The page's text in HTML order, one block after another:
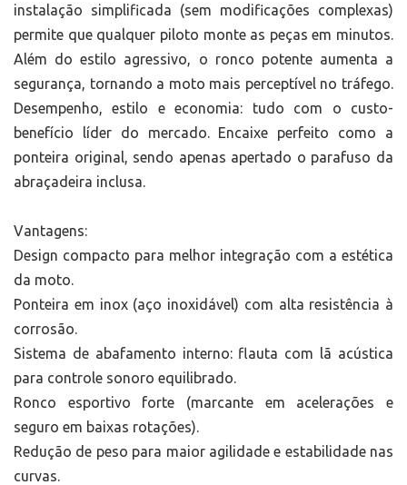
instalação simplificada (sem modificações complexas)
permite que qualquer piloto monte as peças em minutos.
Além do estilo agressivo, o ronco potente aumenta a
segurança, tornando a moto mais perceptível no tráfego.
Desempenho, estilo e economia: tudo com o custo-
benefício líder do mercado. Encaixe perfeito como a
ponteira original, sendo apenas apertado o parafuso da
abraçadeira inclusa.
Vantagens:
Design compacto para melhor integração com a estética
da moto.
Ponteira em inox (aço inoxidável) com alta resistência à
corrosão.
Sistema de abafamento interno: flauta com lã acústica
para controle sonoro equilibrado.
Ronco esportivo forte (marcante em acelerações e
seguro em baixas rotações).
Redução de peso para maior agilidade e estabilidade nas
curvas.